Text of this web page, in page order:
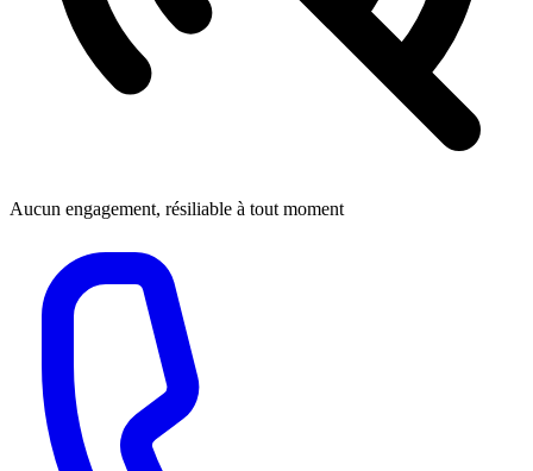
Aucun engagement, résiliable à tout moment